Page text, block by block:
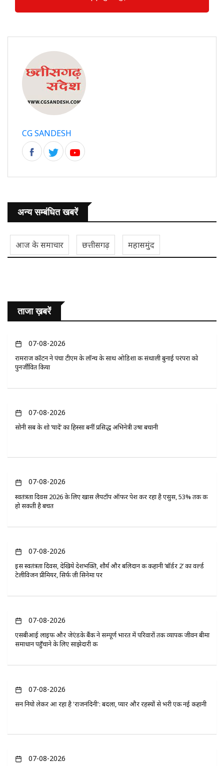
CG SANDESH
अन्य सम्बंधित खबरें
आज के समाचार छत्तीसगढ़ महासमुंद
ताजा ख़बरें
07-08-2026
रामराज कॉटन ने पंचा टीएम के लॉन्च के साथ ओडिशा की संथाली बुनाई परंपरा को
पुनर्जीवित किया
07-08-2026
सोनी सब के शो ‘यादें’ का हिस्सा बनीं प्रसिद्ध अभिनेत्री उषा बचानी
07-08-2026
स्वतंत्रता दिवस 2026 के लिए खास लैपटॉप ऑफर पेश कर रहा है एसुस, 53% तक की
हो सकती है बचत
07-08-2026
इस स्वतंत्रता दिवस, देखिये देशभक्ति, शौर्य और बलिदान की कहानी ‘बॉर्डर 2’ का वर्ल्ड
टेलीविजन प्रीमियर, सिर्फ ज़ी सिनेमा पर
07-08-2026
एसबीआई लाइफ और जेएंडके बैंक ने सम्पूर्ण भारत में परिवारों तक व्यापक जीवन बीमा
समाधान पहुँचाने के लिए साझेदारी की
07-08-2026
सन नियो लेकर आ रहा है 'राजनंदिनी': बदला, प्यार और रहस्यों से भरी एक नई कहानी
07-08-2026